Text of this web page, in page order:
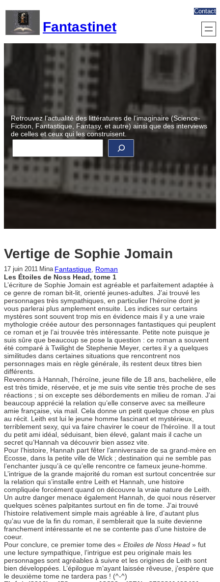
contenu
Fantastinet
Contact
Retrouvez l’actualité des littératures de l’imaginaire (Science-
Fiction, Fantastique, Fantasy, et autre) ainsi que des interviews
de celles et ceux qui les construisent.
R
e
c
h
e
c
Vertige de Sophie Jomain
17 juin 2011 Mina Fantastique, Roman
Les Étoiles de Noss Head, tome 1
L’écriture de Sophie Jomain est agréable et parfaitement adaptée à
ce genre de roman bit-lit, orienté jeunes-adultes. J’ai trouvé les
personnages très sympathiques, en particulier l’héroïne dont je
vous parlerai plus amplement ensuite. Les indices sur certains
mystères sont souvent trop mis en évidence mais il y a une vraie
mythologie créée autour des personnages fantastiques qui peuplent
ce roman et je l’ai trouvée très intéressante. Petite note puisque je
suis sûre que beaucoup se pose la question : ce roman a souvent
été comparé à Twilight de Stephenie Meyer, certes il y a quelques
similitudes dans certaines situations que rencontrent nos
personnages mais en règle générale, ils restent deux titres bien
différents.
Revenons à Hannah, l’héroïne, jeune fille de 18 ans, bachelière, elle
est très timide, réservée, et je me suis vite sentie très proche de ses
réactions ; si on excepte ses débordements en milieu de roman. J’ai
beaucoup apprécié la relation qu’elle conserve avec sa meilleure
amie française, via mail. Cela donne un petit quelque chose en plus
au récit. Leith est lui le jeune homme fascinant et mystérieux,
terriblement sexy, qui va faire chavirer le coeur de l’héroïne. Il a tout
du petit ami idéal, séduisant, bien élevé, galant mais il cache un
secret qu’Hannah va découvrir bien assez vite.
Pour l’histoire, Hannah part fêter l’anniversaire de sa grand-mère en
Ecosse, dans la petite ville de Wick ; destination qui ne semble pas
l’enchanter jusqu’à ce qu’elle rencontre ce fameux jeune-homme.
L’intrigue de la grande majorité du roman est surtout concentrée sur
la relation qui s’installe entre Leith et Hannah, une histoire
compliquée forcément quand on découvre la vraie nature de Leith.
Un autre danger menace également Hannah, de quoi nous réserver
quelques scènes palpitantes surtout en fin de tome. J’ai trouvé
l’histoire relativement simple mais agréable à lire, d’autant plus
qu’au vue de la fin du roman, il semblerait que la suite devienne
franchement intéressante et ne se contente pas d’une histoire de
coeur.
Pour conclure, ce premier tome des « Etoiles de Noss Head » fut
une lecture sympathique, l’intrigue est peu originale mais les
personnages sont agréables à suivre et les origines de Leith sont
bien développées. L’épilogue m’ayant laissée rêveuse, j’espère que
le deuxième tome ne tardera pas ! (^-^)